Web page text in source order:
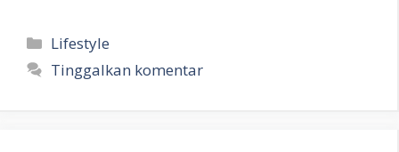
Kategori
Lifestyle
Tinggalkan komentar